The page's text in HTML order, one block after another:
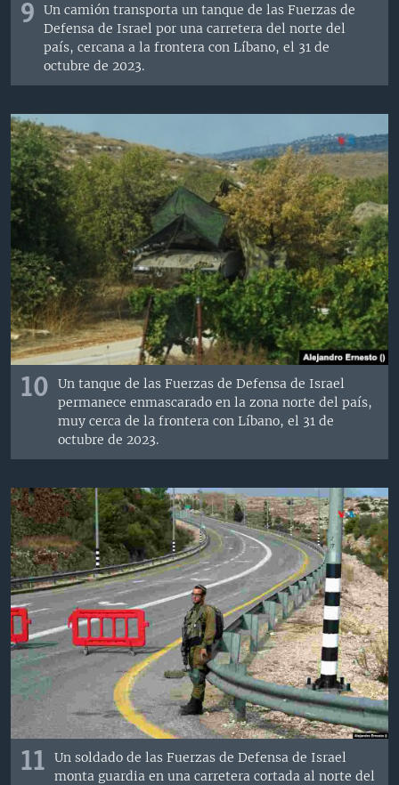
9
Un camión transporta un tanque de las Fuerzas de
Defensa de Israel por una carretera del norte del
país, cercana a la frontera con Líbano, el 31 de
octubre de 2023.
10
Un tanque de las Fuerzas de Defensa de Israel
permanece enmascarado en la zona norte del país,
muy cerca de la frontera con Líbano, el 31 de
octubre de 2023.
11
Un soldado de las Fuerzas de Defensa de Israel
monta guardia en una carretera cortada al norte del